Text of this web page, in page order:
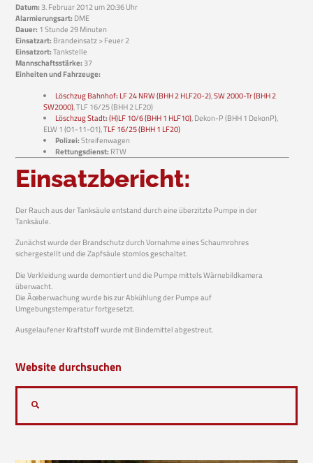
Datum:3. Februar 2012 um 20:36 Uhr
Alarmierungsart:DME
Dauer:1 Stunde 29 Minuten
Einsatzart:Brandeinsatz > Feuer 2
Einsatzort:Tankstelle
Mannschaftsstärke:37
Einheiten und Fahrzeuge:
Löschzug Bahnhof: LF 24 NRW (BHH 2 HLF20-2),SW 2000-Tr (BHH 2
SW2000), TLF 16/25 (BHH 2 LF20)
Löschzug Stadt:(H)LF 10/6 (BHH 1 HLF10), Dekon-P (BHH 1 DekonP),
ELW 1 (01-11-01),TLF 16/25 (BHH 1 LF20)
Polizei:Streifenwagen
Rettungsdienst:RTW
Einsatzbericht:
Der Rauch aus der Tanksäule entstand durch eine überzitzte Pumpe in der
Tanksäule.
Zunächst wurde der Brandschutz durch Vornahme eines Schaumrohres
sichergestellt und die Zapfsäule stomlos geschaltet.
Die Verkleidung wurde demontiert und die Pumpe mittels Wärnebildkamera
überwacht.
Die Ãœberwachung wurde bis zur Abkühlung der Pumpe auf
Umgebungstemperatur fortgesetzt.
Ausgelaufener Kraftstoff wurde mit Bindemittel abgestreut.
Website durchsuchen